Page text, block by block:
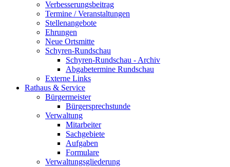
Verbesserungsbeitrag
Termine / Veranstaltungen
Stellenangebote
Ehrungen
Neue Ortsmitte
Schyren-Rundschau
Schyren-Rundschau - Archiv
Abgabetermine Rundschau
Externe Links
Rathaus & Service
Bürgermeister
Bürgersprechstunde
Verwaltung
Mitarbeiter
Sachgebiete
Aufgaben
Formulare
Verwaltungsgliederung